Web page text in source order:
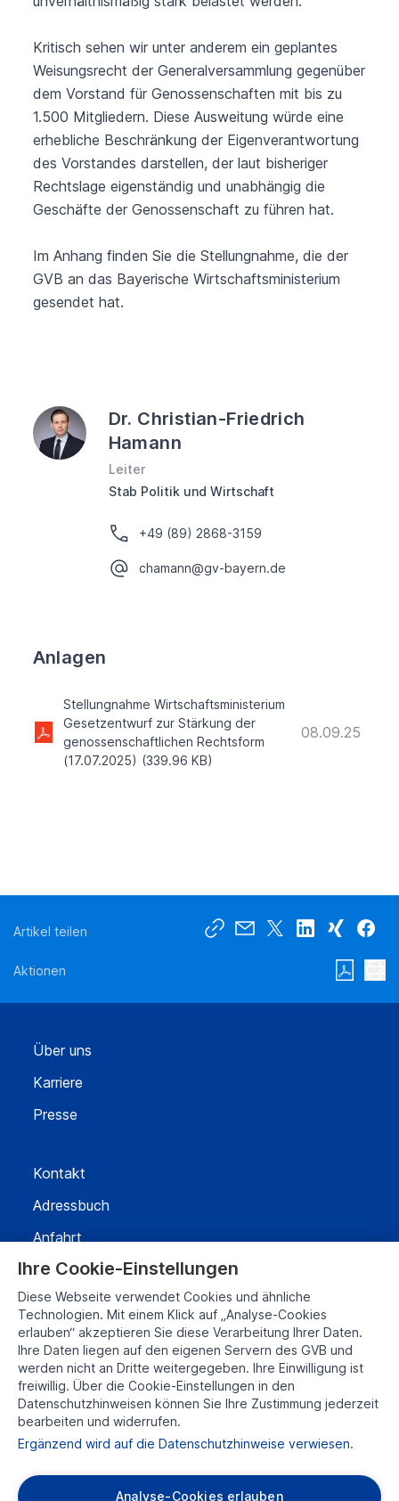
Über uns
Karriere
Presse
Kontakt
Adressbuch
Anfahrt
Impressum
Datenschutz
Transparenzbericht
Kritisch sehen wir unter anderem ein geplantes
Weisungsrecht der Generalversammlung gegenüber
dem Vorstand für Genossenschaften mit bis zu
1.500 Mitgliedern. Diese Ausweitung würde eine
erhebliche Beschränkung der Eigenverantwortung
des Vorstandes darstellen, der laut bisheriger
Rechtslage eigenständig und unabhängig die
Geschäfte der Genossenschaft zu führen hat.
Im Anhang finden Sie die Stellungnahme, die der
GVB an das Bayerische Wirtschaftsministerium
gesendet hat.
Dr. Christian-Friedrich
Hamann
Leiter
Stab Politik und Wirtschaft
+49 (89) 2868-3159
chamann@gv-bayern.de
Anlagen
Stellungnahme Wirtschaftsministerium
Gesetzentwurf zur Stärkung der
genossenschaftlichen Rechtsform
(17.07.2025) (339.96 KB)
08.09.25
Artikel teilen
Aktionen
Ihre Cookie-Einstellungen
Diese Webseite verwendet Cookies und ähnliche
Technologien. Mit einem Klick auf „Analyse-Cookies
erlauben“ akzeptieren Sie diese Verarbeitung Ihrer Daten.
Ihre Daten liegen auf den eigenen Servern des GVB und
werden nicht an Dritte weitergegeben. Ihre Einwilligung ist
freiwillig. Über die Cookie-Einstellungen in den
Datenschutzhinweisen können Sie Ihre Zustimmung jederzeit
bearbeiten und widerrufen.
Ergänzend wird auf die Datenschutzhinweise verwiesen.
Analyse-Cookies erlauben